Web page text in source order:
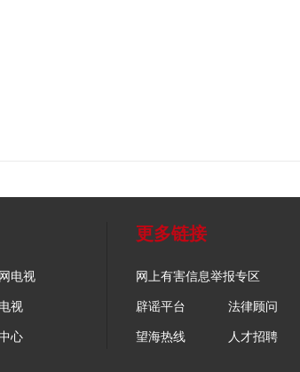
电视
视
心
更多链接
网上有害信息举报专区
辟谣平台 法律顾问
望海热线 人才招聘